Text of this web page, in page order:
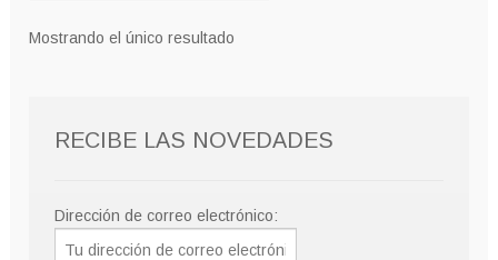
Mostrando el único resultado
RECIBE LAS NOVEDADES
Dirección de correo electrónico: